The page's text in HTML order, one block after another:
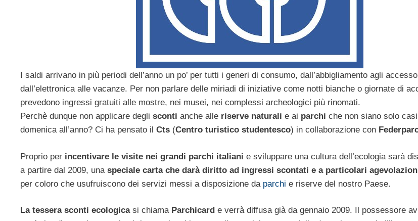
I saldi arrivano in più periodi dell’anno un po’ per tutti i generi di consumo, dall’abbigliamento agli
dall’elettronica alle vacanze. Per non parlare delle miriadi di iniziative come notti bianche o giornate di
prevedono ingressi gratuiti alle mostre, nei musei, nei complessi archeologici più rinomati.
Perchè dunque non applicare degli sconti anche alle riserve naturali e ai parchi che non siano solo
domenica all’anno? Ci ha pensato il Cts (Centro turistico studentesco) in collaborazione con
Proprio per incentivare le visite nei grandi parchi italiani e sviluppare una cultura dell’ecologia sarà
a partire dal 2009, una speciale carta che darà diritto ad ingressi scontati e a particolari
per coloro che usufruiscono dei servizi messi a disposizione da parchi e riserve del nostro Paese.
La tessera sconti ecologicasi chiama Parchicard e verrà diffusa già da gennaio 2009. Il possessore